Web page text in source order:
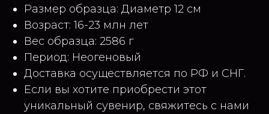
Размер образца: Диаметр 12 см
Возраст: 16-23 млн лет
Вес образца: 2586 г
Период: Неогеновый
Доставка осуществляется по РФ и СНГ.
Если вы хотите приобрести этот
уникальный сувенир, свяжитесь с нами